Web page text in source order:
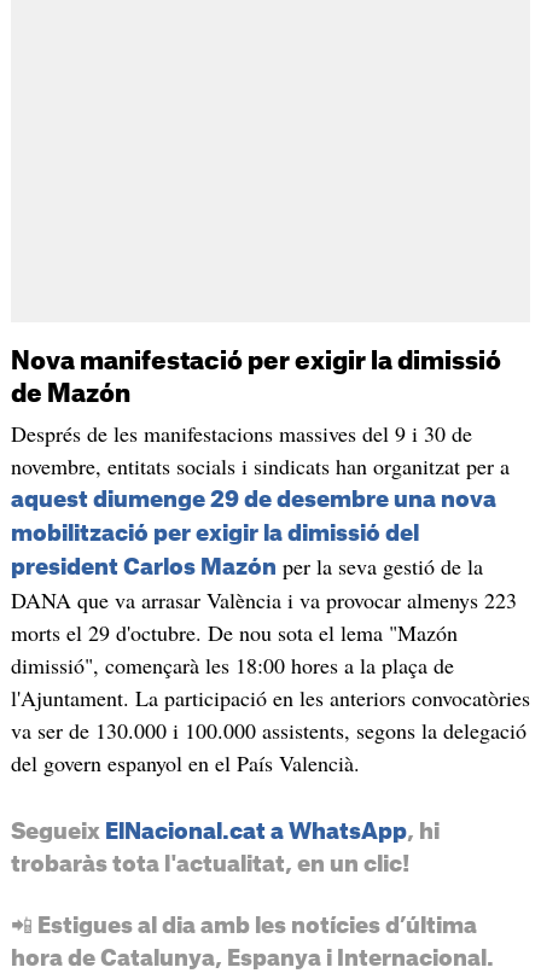
Nova manifestació per exigir la dimissió
de Mazón
Després de les manifestacions massives del 9 i 30 de
novembre, entitats socials i sindicats han organitzat per a
aquest diumenge 29 de desembre una nova
mobilització per exigir la dimissió del
president Carlos Mazón per la seva gestió de la
DANA que va arrasar València i va provocar almenys 223
morts el 29 d'octubre. De nou sota el lema "Mazón
dimissió", començarà les 18:00 hores a la plaça de
l'Ajuntament. La participació en les anteriors convocatòries
va ser de 130.000 i 100.000 assistents, segons la delegació
del govern espanyol en el País Valencià.
Segueix ElNacional.cat a WhatsApp, hi
trobaràs tota l'actualitat, en un clic!
📲 Estigues al dia amb les notícies d’última
hora de Catalunya, Espanya i Internacional.